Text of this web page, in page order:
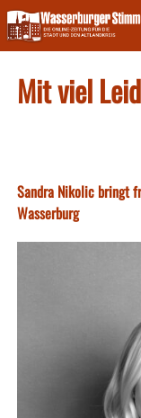
Skip
to
content
Mit viel
Sandra Nikolic bringt
Wasserburg